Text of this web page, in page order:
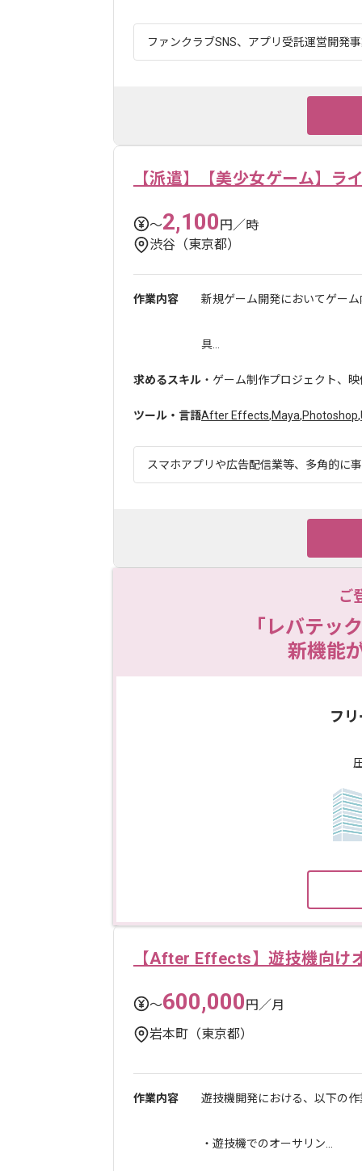
ファンクラブSNS、アプリ受託運営開発
【派遣】【美少女ゲーム】ラ
〜2,100円／時
渋谷（東京都）
作業内容 新規ゲーム開発においてゲー
具...
求めるスキル ・ゲーム制作プロジェクト、
ツール・言語After Effects,Maya,Photoshop,
スマホアプリや広告配信業等、多角的に
ご
「レバテッ
新機能
フ
【After Effects】遊技機向け
〜600,000円／月
岩本町（東京都）
作業内容 遊技機開発における、以下の
・遊技機でのオーサリン...